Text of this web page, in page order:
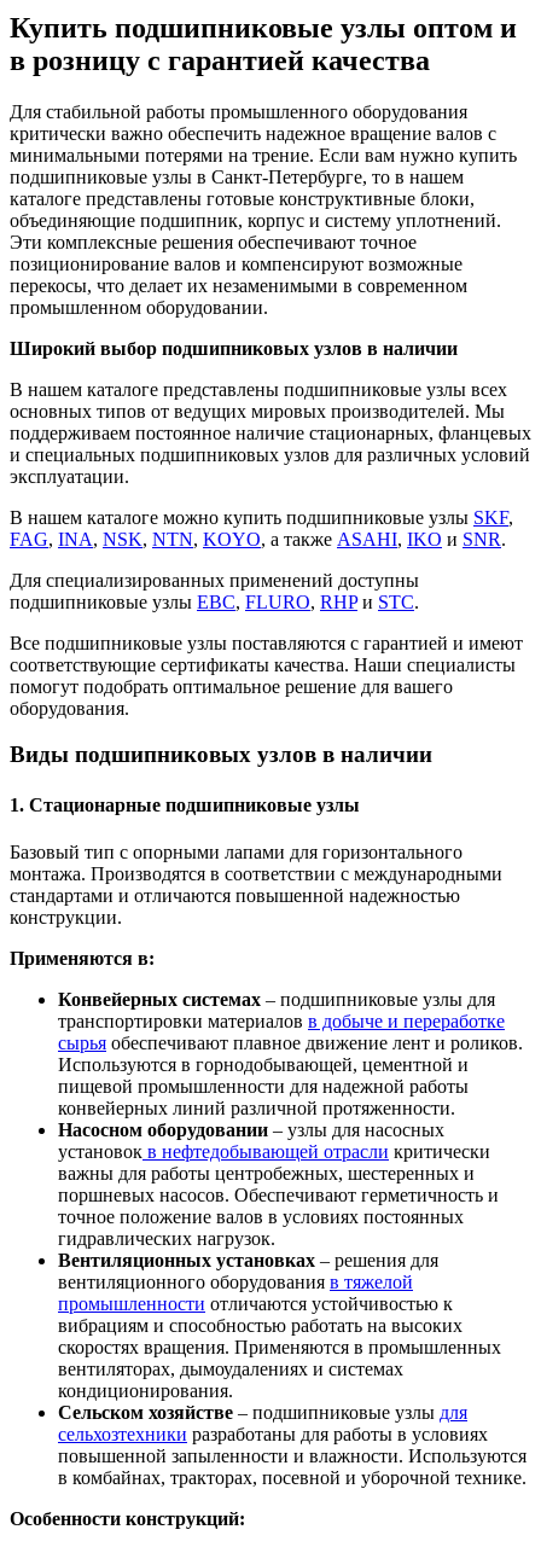
Купить подшипниковые узлы оптом и
в розницу с гарантией качества
Для стабильной работы промышленного оборудования
критически важно обеспечить надежное вращение валов с
минимальными потерями на трение. Если вам нужно купить
подшипниковые узлы в Санкт-Петербурге, то в нашем
каталоге представлены готовые конструктивные блоки,
объединяющие подшипник, корпус и систему уплотнений.
Эти комплексные решения обеспечивают точное
позиционирование валов и компенсируют возможные
перекосы, что делает их незаменимыми в современном
промышленном оборудовании.
Широкий выбор подшипниковых узлов в наличии
В нашем каталоге представлены подшипниковые узлы всех
основных типов от ведущих мировых производителей. Мы
поддерживаем постоянное наличие стационарных, фланцевых
и специальных подшипниковых узлов для различных условий
эксплуатации.
В нашем каталоге можно купить подшипниковые узлы SKF,
FAG, INA, NSK, NTN, KOYO, а также ASAHI, IKO и SNR.
Для специализированных применений доступны
подшипниковые узлы EBC, FLURO, RHPи STC.
Все подшипниковые узлы поставляются с гарантией и имеют
соответствующие сертификаты качества. Наши специалисты
помогут подобрать оптимальное решение для вашего
оборудования.
Виды подшипниковых узлов в наличии
1. Стационарные подшипниковые узлы
Базовый тип с опорными лапами для горизонтального
монтажа. Производятся в соответствии с международными
стандартами и отличаются повышенной надежностью
конструкции.
Применяются в:
Конвейерных системах – подшипниковые узлы для
транспортировки материалов в добыче и переработке
сырья обеспечивают плавное движение лент и роликов.
Используются в горнодобывающей, цементной и
пищевой промышленности для надежной работы
конвейерных линий различной протяженности.
Насосном оборудовании – узлы для насосных
установок в нефтедобывающей отрасли критически
важны для работы центробежных, шестеренных и
поршневых насосов. Обеспечивают герметичность и
точное положение валов в условиях постоянных
гидравлических нагрузок.
Вентиляционных установках – решения для
вентиляционного оборудования в тяжелой
промышленности отличаются устойчивостью к
вибрациям и способностью работать на высоких
скоростях вращения. Применяются в промышленных
вентиляторах, дымоудалениях и системах
кондиционирования.
Сельском хозяйстве – подшипниковые узлы для
сельхозтехники разработаны для работы в условиях
повышенной запыленности и влажности. Используются
в комбайнах, тракторах, посевной и уборочной технике.
Особенности конструкций: